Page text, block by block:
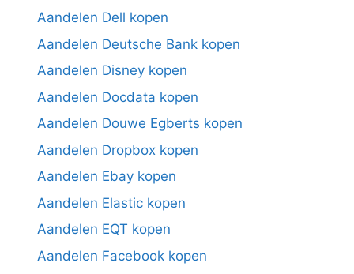
Aandelen Dell kopen
Aandelen Deutsche Bank kopen
Aandelen Disney kopen
Aandelen Docdata kopen
Aandelen Douwe Egberts kopen
Aandelen Dropbox kopen
Aandelen Ebay kopen
Aandelen Elastic kopen
Aandelen EQT kopen
Aandelen Facebook kopen